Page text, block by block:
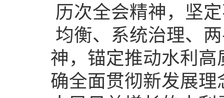
历次全会精神，坚
均衡、系统治理、
神，锚定推动水利
确全面贯彻新发展